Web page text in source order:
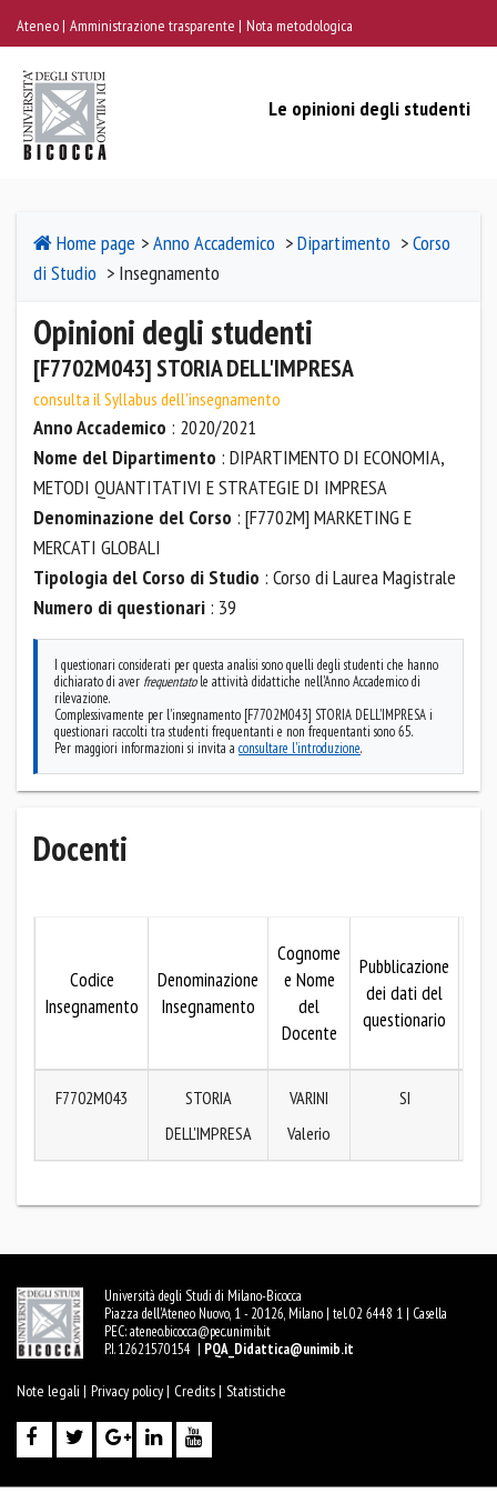
Ateneo Amministrazione trasparente Nota metodologica
Le opinioni degli studenti
Home page >Anno Accademico >Dipartimento >Corso
di Studio > Insegnamento
Opinioni degli studenti
[F7702M043] STORIA DELL'IMPRESA
consulta il Syllabus dell'insegnamento
Anno Accademico : 2020/2021
Nome del Dipartimento : DIPARTIMENTO DI ECONOMIA,
METODI QUANTITATIVI E STRATEGIE DI IMPRESA
Denominazione del Corso : [F7702M] MARKETING E
MERCATI GLOBALI
Tipologia del Corso di Studio : Corso di Laurea Magistrale
Numero di questionari : 39
I questionari considerati per questa analisi sono quelli degli studenti che hanno
dichiarato di aver frequentatole attività didattiche nell'Anno Accademico di
rilevazione.
Complessivamente per l'insegnamento [F7702M043] STORIA DELL'IMPRESA i
questionari raccolti tra studenti frequentanti e non frequentanti sono 65.
Per maggiori informazioni si invita a consultare l'introduzione.
Docenti
Codice
Insegnamento
Denominazione
Insegnamento
Cognome
e Nome
del
Docente
Pubblicazione
dei dati del
questionario
F7702M043
STORIA
DELL'IMPRESA
VARINI
Valerio
SI
Università degli Studi di Milano-Bicocca
Piazza dell'Ateneo Nuovo, 1 - 20126, Milano | tel. 02 6448 1 | Casella
PEC:ateneo.bicocca@pec.unimib.it
P.I. 12621570154 | PQA_Didattica@unimib.it
Note legali | Privacy policy | Credits | Statistiche